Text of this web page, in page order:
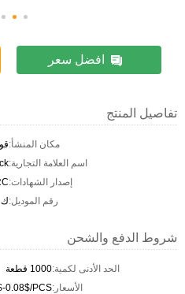
افضل سعر
تفاصيل المنتج
مكان المنشأ:
اسم العلامة التجارية:
إصدار الشهادات:
رقم الموديل:ك 01
شروط الدفع والشحن
الحد الأدنى لكمية:1000 قطعة
الأسعار:0.08$/PCS